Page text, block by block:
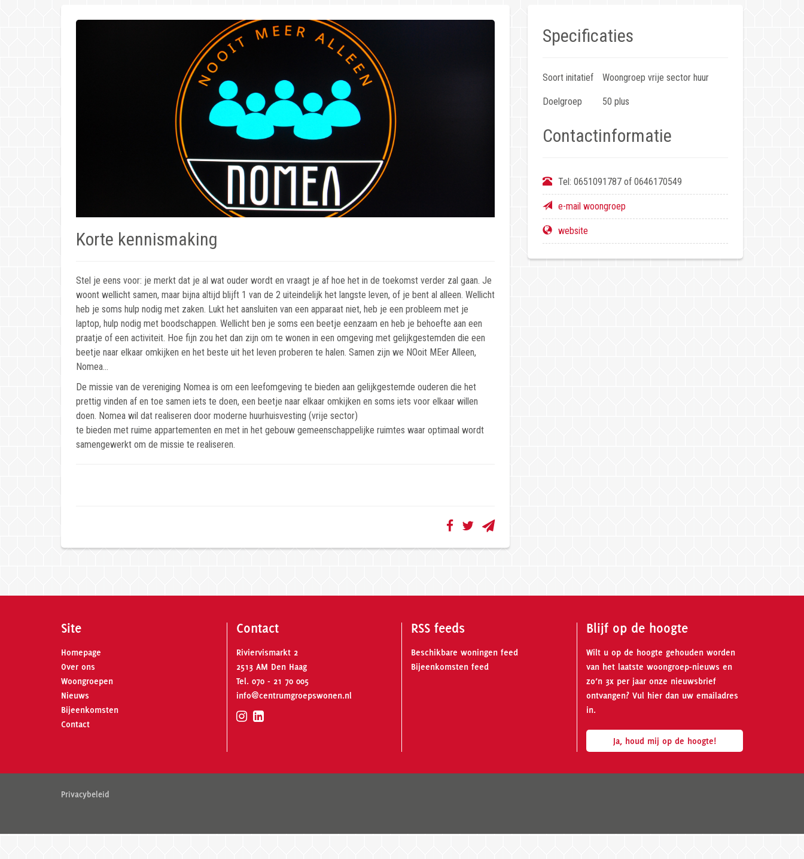
Korte kennismaking
Stel je eens voor: je merkt dat je al wat ouder wordt en vraagt je af hoe het in de toekomst verder zal gaan. Je
woont wellicht samen, maar bijna altijd blijft 1 van de 2 uiteindelijk het langste leven, of je bent al alleen. Wellicht
heb je soms hulp nodig met zaken. Lukt het aansluiten van een apparaat niet, heb je een probleem met je
laptop, hulp nodig met boodschappen. Wellicht ben je soms een beetje eenzaam en heb je behoefte aan een
praatje of een activiteit. Hoe fijn zou het dan zijn om te wonen in een omgeving met gelijkgestemden die een
beetje naar elkaar omkijken en het beste uit het leven proberen te halen. Samen zijn we NOoit MEer Alleen,
Nomea…
De missie van de vereniging Nomea is om een leefomgeving te bieden aan gelijkgestemde ouderen die het
prettig vinden af en toe samen iets te doen, een beetje naar elkaar omkijken en soms iets voor elkaar willen
doen. Nomea wil dat realiseren door moderne huurhuisvesting (vrije sector)
te bieden met ruime appartementen en met in het gebouw gemeenschappelijke ruimtes waar optimaal wordt
samengewerkt om de missie te realiseren.
Specificaties
Soort initatief Woongroep vrije sector huur
Doelgroep 50 plus
Contactinformatie
Tel: 0651091787 of 0646170549
e-mail woongroep
website
Site
Homepage
Over ons
Woongroepen
Nieuws
Bijeenkomsten
Contact
Contact
Riviervismarkt 2
2513 AM Den Haag
Tel. 070 - 21 70 005
info@centrumgroepswonen.nl
RSS feeds
Beschikbare woningen feed
Bijeenkomsten feed
Blijf op de hoogte
Wilt u op de hoogte gehouden worden
van het laatste woongroep-nieuws en
zo’n 3x per jaar onze nieuwsbrief
ontvangen? Vul hier dan uw emailadres
in.
Ja, houd mij op de hoogte!
Privacybeleid